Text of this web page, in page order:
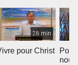
28 min
pour Christ